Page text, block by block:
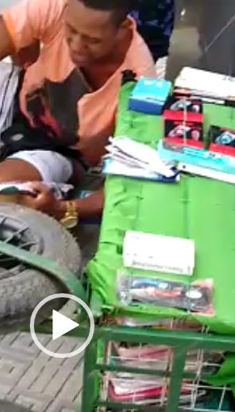
JUAZEIRO
Juazeiro: Vídeo expõe comércio
esvaziado na cidade e reacende
debate sobre possíveis efeitos de
uma crise econômica